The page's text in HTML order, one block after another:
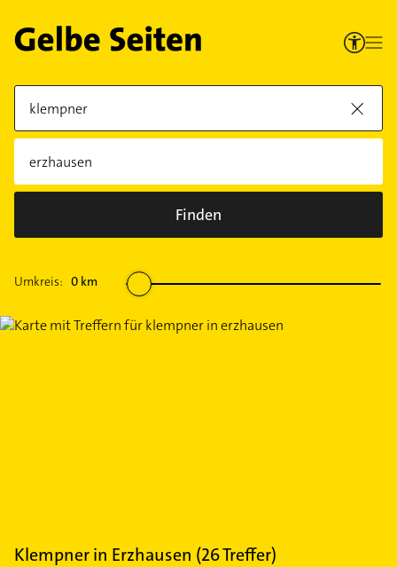
Finden
Umkreis: 0 km
Klempnerin Erzhausen (26Treffer)